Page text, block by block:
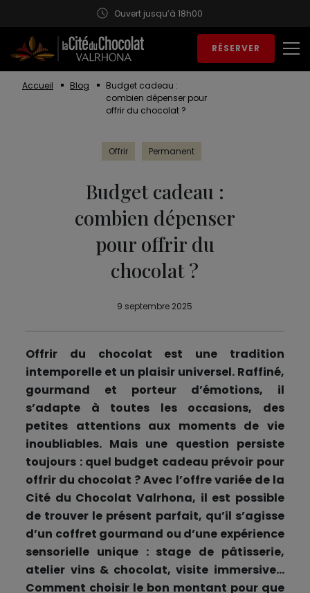
Ouvert jusqu’à 18h00
RÉSERVER
Accueil Blog
Budget cadeau :
combien dépenser pour
offrir du chocolat ?
Offrir Permanent
Budget cadeau :
combien dépenser
pour offrir du
chocolat ?
9 septembre 2025
Offrir du chocolat est une tradition
intemporelle et un plaisir universel. Raffiné,
gourmand et porteur d’émotions, il
s’adapte à toutes les occasions, des
petites attentions aux moments de vie
inoubliables. Mais une question persiste
toujours : quel budget cadeau prévoir pour
offrir du chocolat ? Avec l’offre variée de la
Cité du Chocolat Valrhona, il est possible
de trouver le présent parfait, qu’il s’agisse
d’un coffret gourmand ou d’une expérience
sensorielle unique : stage de pâtisserie,
atelier vins & chocolat, visite immersive…
Comment choisir le bon montant pour que